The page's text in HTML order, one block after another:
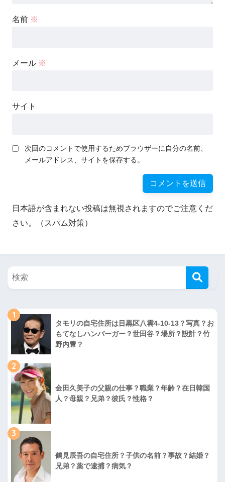
名前 ※
メール ※
サイト
次回のコメントで使用するためブラウザーに自分の名前、
メールアドレス、サイトを保存する。
日本語が含まれない投稿は無視されますのでご注意くだ
さい。（スパム対策）
1
タモリの自宅住所は目黒区八雲4-10-13？写真？お
もてなしハンバーガー？世田谷？場所？設計？竹
野内豊？
2
金田久美子の父親の仕事？職業？年齢？在日韓国
人？母親？兄弟？彼氏？性格？
3
鶴見辰吾の自宅住所？子供の名前？事故？結婚？
兄弟？薬で逮捕？病気？